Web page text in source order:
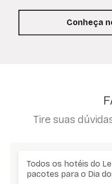
Conheça
Tire suas
Todos os hotéis do
pacotes para o Dia